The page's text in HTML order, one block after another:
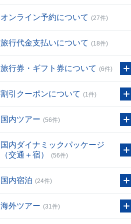
オンライン予約について (27件)
旅行代金支払いについて (18件)
旅行券・ギフト券について (6件)
割引クーポンについて (1件)
国内ツアー (56件)
国内ダイナミックパッケージ
（交通＋宿）
(56件)
国内宿泊 (24件)
海外ツアー (31件)